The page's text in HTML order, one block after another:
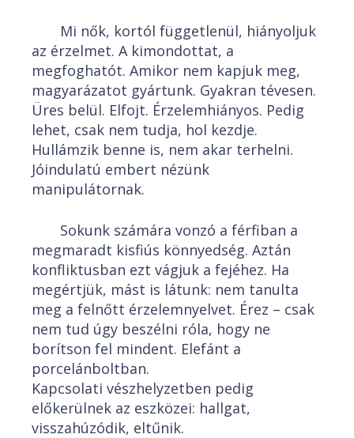
Mi nők, kortól függetlenül, hiányoljuk
az érzelmet. A kimondottat, a
megfoghatót. Amikor nem kapjuk meg,
magyarázatot gyártunk. Gyakran tévesen.
Üres belül. Elfojt. Érzelemhiányos. Pedig
lehet, csak nem tudja, hol kezdje.
Hullámzik benne is, nem akar terhelni.
Jóindulatú embert nézünk
manipulátornak.
Sokunk számára vonzó a férfiban a
megmaradt kisfiús könnyedség. Aztán
konfliktusban ezt vágjuk a fejéhez. Ha
megértjük, mást is látunk: nem tanulta
meg a felnőtt érzelemnyelvet. Érez – csak
nem tud úgy beszélni róla, hogy ne
borítson fel mindent. Elefánt a
porcelánboltban.
Kapcsolati vészhelyzetben pedig
előkerülnek az eszközei: hallgat,
visszahúzódik, eltűnik.